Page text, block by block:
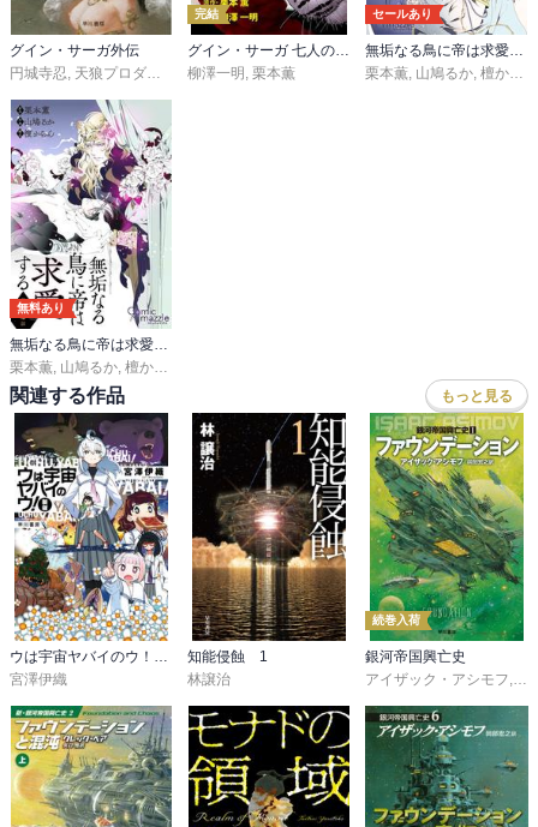
グイン・サーガ外伝
円城寺忍, 天狼プロダクション
完結
グイン・サーガ 七人の魔道師
柳澤一明 , 栗本薫
セールあり
無垢なる鳥に帝は求愛する【コミックス版】【ストア限定特典付き】
栗本薫, 山鳩るか, 檀からん
無料あり
栗本薫 山鳩るか 檀からん
関連する作品 もっと見る
ウは宇宙ヤバイのウ！〔新版〕
宮澤伊織
知能侵蝕 1
林譲治
続巻入荷
銀河帝国興亡史
アイザック・アシモフ, 岡